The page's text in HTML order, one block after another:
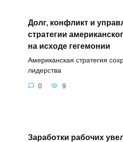
Долг, конфликт и
стратегии
на исходе гегемонии
Американская стратегия
лидерства
0 9
Заработки рабочих